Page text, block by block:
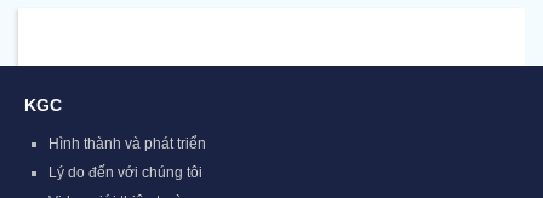
KGC
Hình thành và phát triển
Lý do đến với chúng tôi